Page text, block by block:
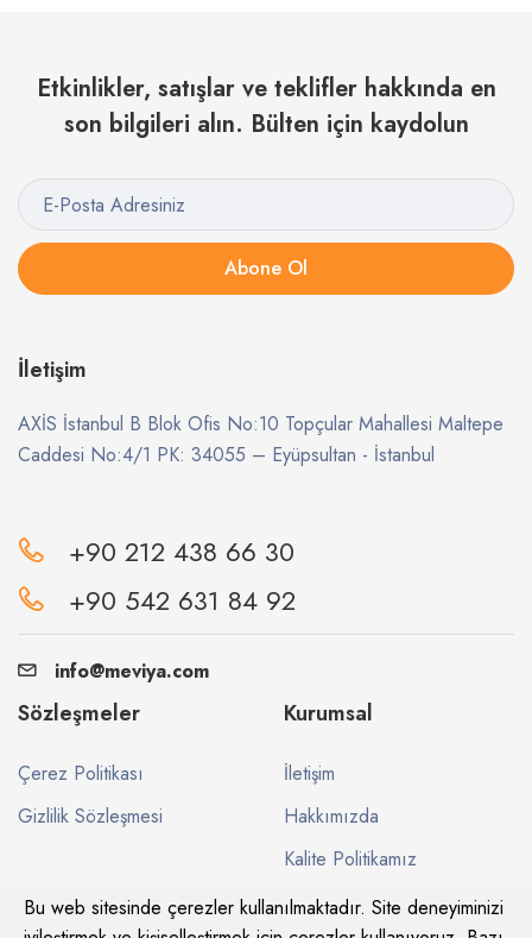
Etkinlikler, satışlar ve teklifler hakkında en
son bilgileri alın. Bülten için kaydolun
Abone Ol
İletişim
AXİS İstanbul B Blok Ofis No:10 Topçular Mahallesi Maltepe
Caddesi No:4/1 PK: 34055 – Eyüpsultan - İstanbul
+90 212 438 66 30
+90 542 631 84 92
info@meviya.com
Sözleşmeler
Çerez Politikası
Gizlilik Sözleşmesi
Kurumsal
İletişim
Hakkımızda
Kalite Politikamız
Bu web sitesinde çerezler kullanılmaktadır. Site deneyiminizi